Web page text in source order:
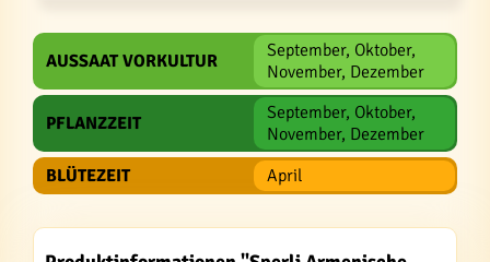
AUSSAAT VORKULTUR
September, Oktober,
November, Dezember
PFLANZZEIT
September, Oktober,
November, Dezember
BLÜTEZEIT
April